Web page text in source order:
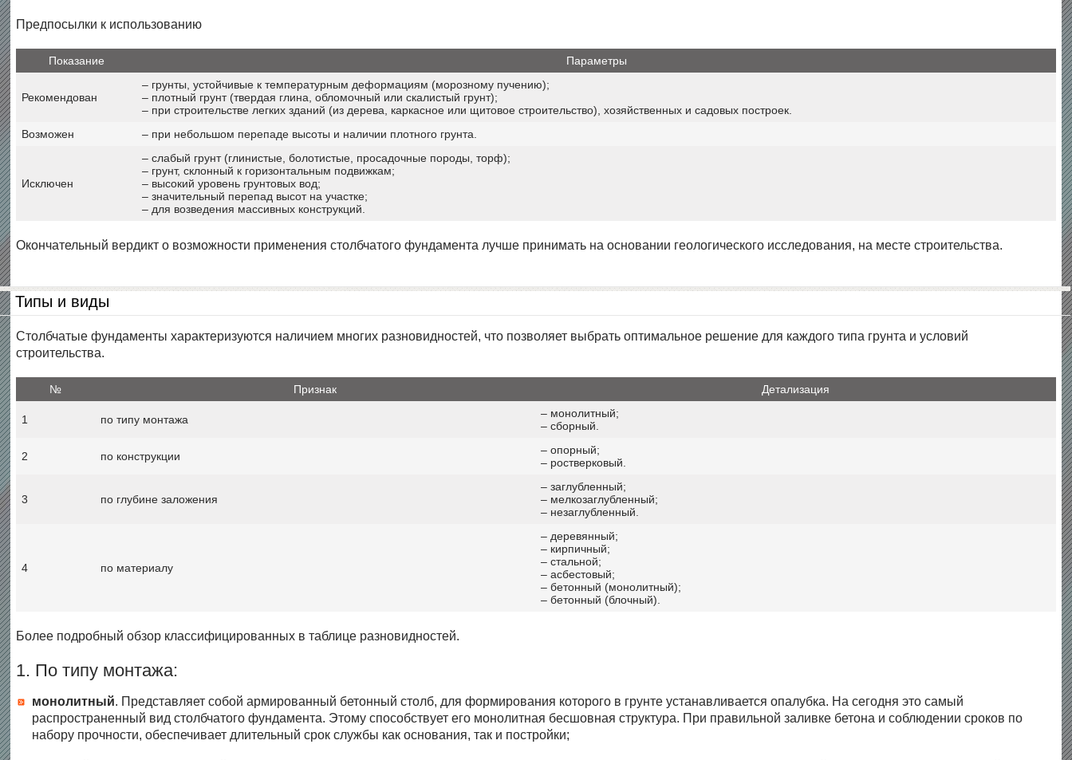
Предпосылки к использованию
Показание Параметры
Рекомендован
– грунты, устойчивые к температурным деформациям (морозному пучению);
– плотный грунт (твердая глина, обломочный или скалистый грунт);
– при строительстве легких зданий (из дерева, каркасное или щитовое строительство), хозяйственных и садовых построек.
Возможен
– при небольшом перепаде высоты и наличии плотного грунта.
Исключен
– слабый грунт (глинистые, болотистые, просадочные породы, торф);
– грунт, склонный к горизонтальным подвижкам;
– высокий уровень грунтовых вод;
– значительный перепад высот на участке;
– для возведения массивных конструкций.
Окончательный вердикт о возможности применения столбчатого фундамента лучше принимать на основании геологического исследования, на месте строительства.
Типы и виды
Столбчатые фундаменты характеризуются наличием многих разновидностей, что позволяет выбрать оптимальное решение для каждого типа грунта и условий
строительства.
№ Признак Детализация
1 по типу монтажа
– монолитный;
– сборный.
2 по конструкции
– опорный;
– ростверковый.
3 по глубине заложения
– заглубленный;
– мелкозаглубленный;
– незаглубленный.
4 по материалу
– деревянный;
– кирпичный;
– стальной;
– асбестовый;
– бетонный (монолитный);
– бетонный (блочный).
Более подробный обзор классифицированных в таблице разновидностей.
1. По типу монтажа:
монолитный. Представляет собой армированный бетонный столб, для формирования которого в грунте устанавливается опалубка. На сегодня это самый
распространенный вид столбчатого фундамента. Этому способствует его монолитная бесшовная структура. При правильной заливке бетона и соблюдении сроков по
набору прочности, обеспечивает длительный срок службы как основания, так и постройки;